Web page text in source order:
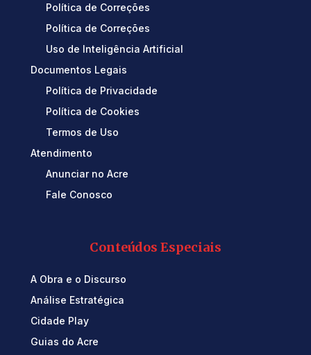
Política de Correções
Política de Correções
Uso de Inteligência Artificial
Documentos Legais
Política de Privacidade
Política de Cookies
Termos de Uso
Atendimento
Anunciar no Acre
Fale Conosco
Conteúdos Especiais
A Obra e o Discurso
Análise Estratégica
Cidade Play
Guias do Acre